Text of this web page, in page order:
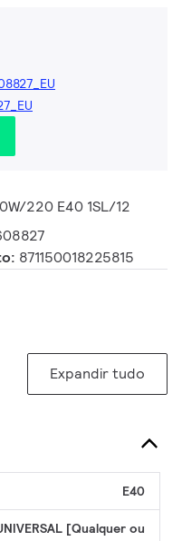
220 E40 1SL/12
871150018225815
Expandir tudo
E40
[Qualquer ou